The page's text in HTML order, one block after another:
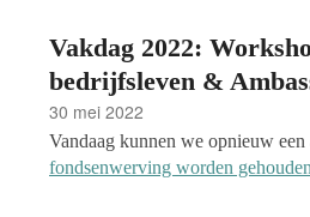
Vakdag 2022:
bedrijfsleven &
30 mei 2022
Vandaag kunnen we opnieuw
fondsenwerving worden gehouden